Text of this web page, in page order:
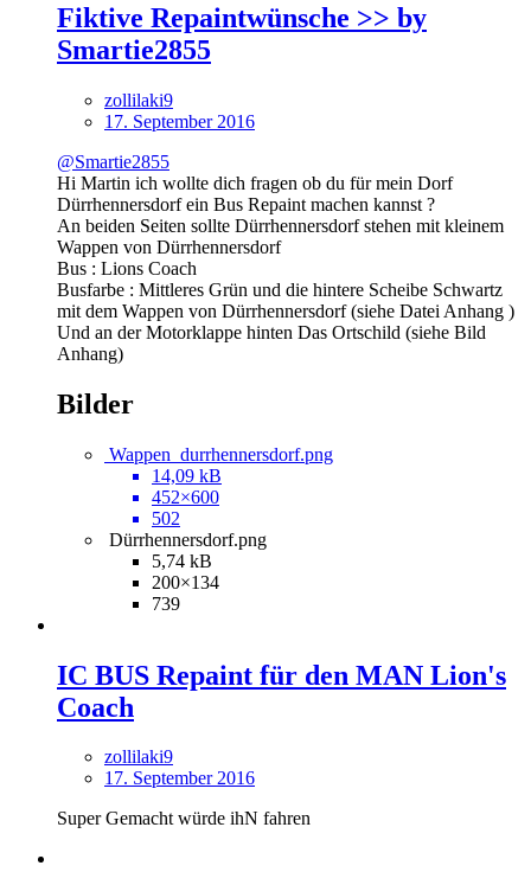
Fiktive Repaintwünsche >> by
Smartie2855
zollilaki9
17. September 2016
@Smartie2855
Hi Martin ich wollte dich fragen ob du für mein Dorf
Dürrhennersdorf ein Bus Repaint machen kannst ?
An beiden Seiten sollte Dürrhennersdorf stehen mit kleinem
Wappen von Dürrhennersdorf
Bus : Lions Coach
Busfarbe : Mittleres Grün und die hintere Scheibe Schwartz
mit dem Wappen von Dürrhennersdorf (siehe Datei Anhang )
Und an der Motorklappe hinten Das Ortschild (siehe Bild
Anhang)
Bilder
Wappen_durrhennersdorf.png
14,09 kB
452×600
502
Dürrhennersdorf.png
5,74 kB
200×134
739
IC BUS Repaint für den MAN Lion's
Coach
zollilaki9
17. September 2016
Super Gemacht würde ihN fahren